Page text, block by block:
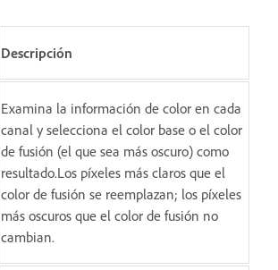
Descripción
Examina la información de color en cada
canal y selecciona el color base o el color
de fusión (el que sea más oscuro) como
resultado.Los píxeles más claros que el
color de fusión se reemplazan; los píxeles
más oscuros que el color de fusión no
cambian.